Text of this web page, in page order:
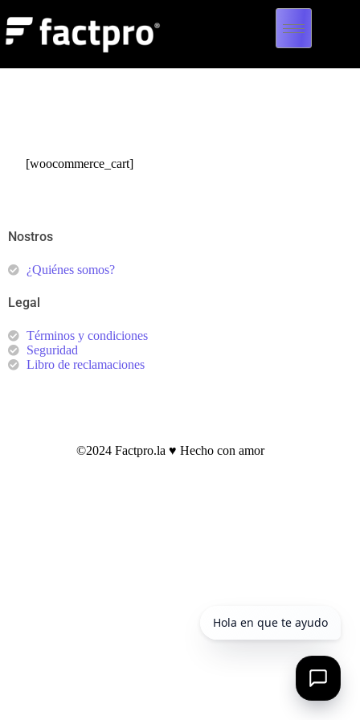
[woocommerce_cart]
Nostros
¿Quiénes somos?
Legal
Términos y condiciones
Seguridad
Libro de reclamaciones
©2024 Factpro.la ♥︎ Hecho con amor